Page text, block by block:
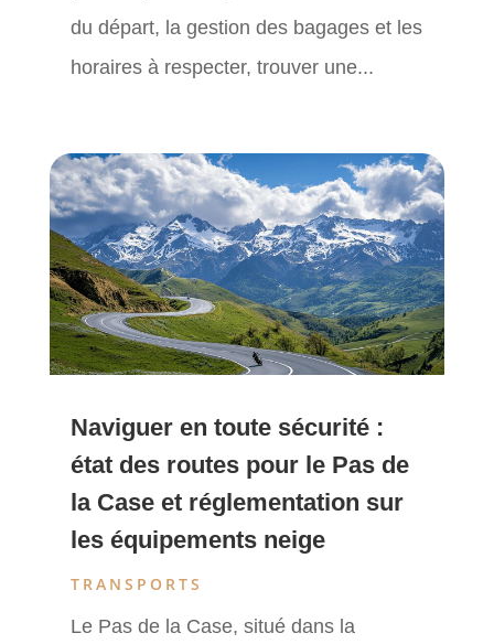
du départ, la gestion des bagages et les
horaires à respecter, trouver une...
Naviguer en toute sécurité :
état des routes pour le Pas de
la Case et réglementation sur
les équipements neige
TRANSPORTS
Le Pas de la Case, situé dans la